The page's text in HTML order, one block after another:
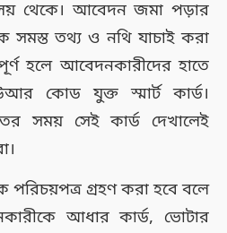
থেকে। আবেদন জমা পড়ার
সমস্ত তথ্য ও নথি যাচাই করা
হলে আবেদনকারীদের হাতে
কোড যুক্ত স্মার্ট কার্ড।
সময় সেই কার্ড দেখালেই
গ্রহণ করা হবে বলে
আধার কার্ড, ভোটার